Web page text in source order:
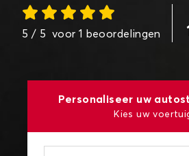
5 / 5 voor 1 beoordelingen
Personaliseer uw
Kies uw